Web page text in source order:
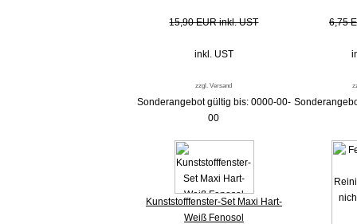
15,90 EUR inkl. UST
inkl. UST
zzgl. Versand
Sonderangebot gültig bis: 0000-00-
00
6,75
Kunststofffenster-Set Maxi Hart-
Weiß Fenosol